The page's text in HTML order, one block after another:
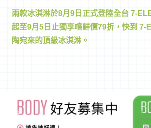
兩款冰淇淋於8月 9 日正式登陸全台 7-
起至9月 5 日止獨享嚐鮮價79折， 快到 7-
陶宛來的頂級冰淇淋。